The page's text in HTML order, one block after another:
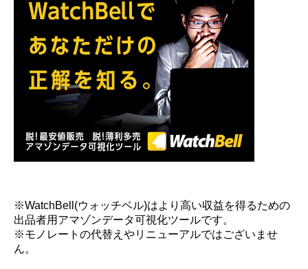
※WatchBell(ウォッチベル)はより高い収益を得るための
出品者用アマゾンデータ可視化ツールです。
※モノレートの代替えやリニューアルではございませ
ん。